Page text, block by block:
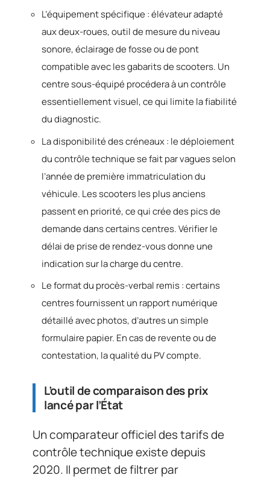
L’équipement spécifique : élévateur adapté
aux deux-roues, outil de mesure du niveau
sonore, éclairage de fosse ou de pont
compatible avec les gabarits de scooters. Un
centre sous-équipé procédera à un contrôle
essentiellement visuel, ce qui limite la fiabilité
du diagnostic.
La disponibilité des créneaux : le déploiement
du contrôle technique se fait par vagues selon
l’année de première immatriculation du
véhicule. Les scooters les plus anciens
passent en priorité, ce qui crée des pics de
demande dans certains centres. Vérifier le
délai de prise de rendez-vous donne une
indication sur la charge du centre.
Le format du procès-verbal remis : certains
centres fournissent un rapport numérique
détaillé avec photos, d’autres un simple
formulaire papier. En cas de revente ou de
contestation, la qualité du PV compte.
L’outil de comparaison des prix
lancé par l’État
Un comparateur officiel des tarifs de
contrôle technique existe depuis
2020. Il permet de filtrer par